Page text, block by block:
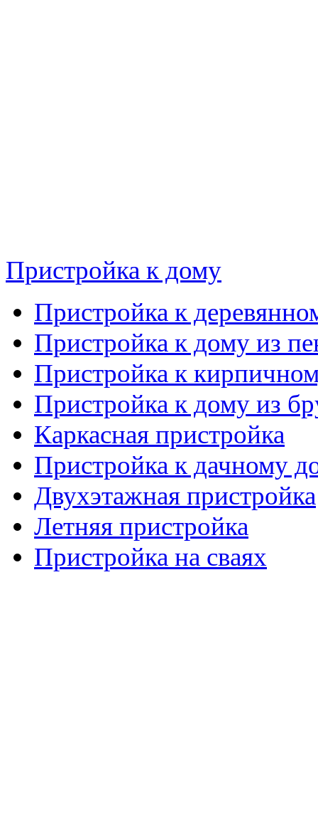
Пристройка к дому
Пристройка к
Пристройка к дому из
Пристройка к
Пристройка к дому из
Каркасная пристройка
Пристройка к дачному
Двухэтажная пристройка
Летняя пристройка
Пристройка на сваях